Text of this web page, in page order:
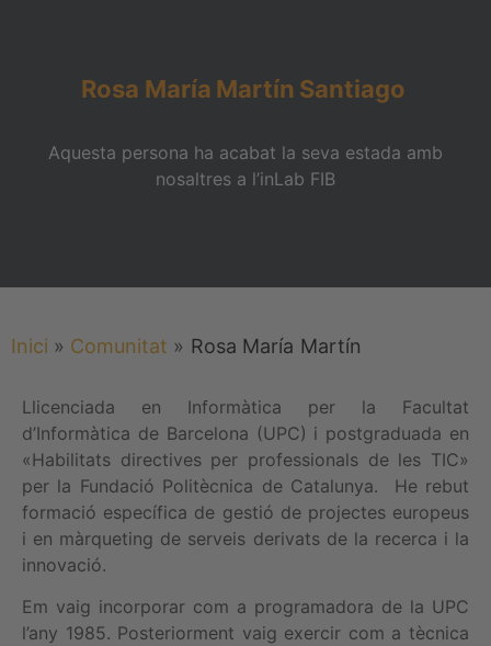
Rosa María Martín Santiago
Aquesta persona ha acabat la seva estada amb
nosaltres a l’inLab FIB
Inici » Comunitat » Rosa María Martín
Llicenciada en Informàtica per la Facultat
d’Informàtica de Barcelona (UPC) i postgraduada en
«Habilitats directives per professionals de les TIC»
per la Fundació Politècnica de Catalunya. He rebut
formació específica de gestió de projectes europeus
i en màrqueting de serveis derivats de la recerca i la
innovació.
Em vaig incorporar com a programadora de la UPC
l’any 1985. Posteriorment vaig exercir com a tècnica